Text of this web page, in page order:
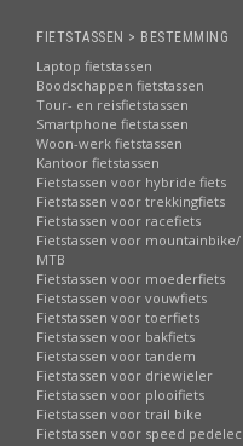
FIETSTASSEN > BESTEMMING
Laptop fietstassen
Boodschappen fietstassen
Tour- en reisfietstassen
Smartphone fietstassen
Woon-werk fietstassen
Kantoor fietstassen
Fietstassen voor hybride fiets
Fietstassen voor trekkingfiets
Fietstassen voor racefiets
Fietstassen voor mountainbike/
MTB
Fietstassen voor moederfiets
Fietstassen voor vouwfiets
Fietstassen voor toerfiets
Fietstassen voor bakfiets
Fietstassen voor tandem
Fietstassen voor driewieler
Fietstassen voor plooifiets
Fietstassen voor trail bike
Fietstassen voor speed pedelec